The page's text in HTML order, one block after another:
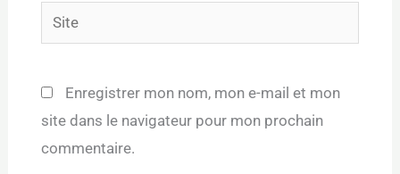
Site
Enregistrer mon nom, mon e-mail et mon
site dans le navigateur pour mon prochain
commentaire.